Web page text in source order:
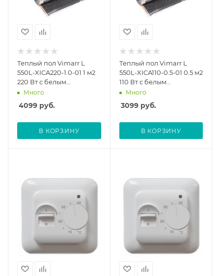
Теплый пол Vimarr L
550L-XICA220-1.0-01 1 м2
220 Вт с белым
механическим
терморегулятором
Много
4099 руб.
В КОРЗИНУ
Теплый пол Vimarr L
550L-XICA110-0.5-01 0.5 м2
110 Вт с белым
механическим
терморегулятором
Много
3099руб.
В КОРЗИНУ